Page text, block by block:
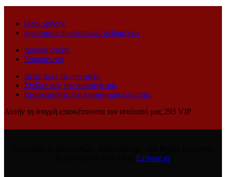
Όροι χρήσης
προστασία προσωπικών δεδομένων
Διαφημιστείτε
Επικοινωνία
Δείτε όλες τις συνταγές
Στείλτε μας την συνταγή σας
Καταχωρήστε ένα κατάστημα εστίασης
Αυτήν τη στιγμή επισκέπτονται τον ιστότοπό μας 293 VIP
EzStore.gr